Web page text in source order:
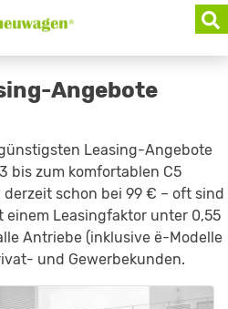
Angebote
Leasing-Angebote
bis zum komfortablen C5
schon bei 99 € – oft sind
Leasingfaktor unter 0,55
Antriebe (inklusive ë-Modelle
und Gewerbekunden.